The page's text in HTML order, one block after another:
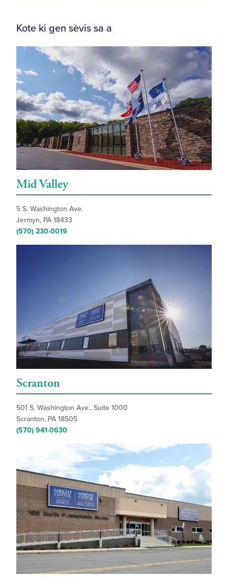
Kote ki gen sèvis sa a
Mid Valley
5 S. Washington Ave.
Jermyn, PA 18433
(570) 230-0019
Scranton
501 S. Washington Ave., Suite 1000
Scranton, PA 18505
(570) 941-0630